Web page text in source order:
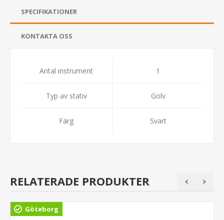
SPECIFIKATIONER
KONTAKTA OSS
Antal instrument 1
Typ av stativ Golv
Färg Svart
RELATERADE PRODUKTER
Göteborg